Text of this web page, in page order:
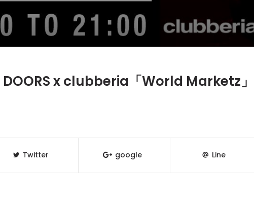
DOORS x clubberia「World Marketz」
Twitter google Line